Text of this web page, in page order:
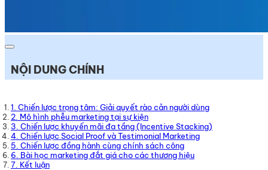
NỘI DUNG CHÍNH
1. Chiến lược trọng tâm: Giải quyết rào cản người dùng
2. Mô hình phễu marketing tại sự kiện
3. Chiến lược khuyến mãi đa tầng (Incentive Stacking)
4. Chiến lược Social Proof và Testimonial Marketing
5. Chiến lược đồng hành cùng chính sách công
6. Bài học marketing đắt giá cho các thương hiệu
7. Kết luận